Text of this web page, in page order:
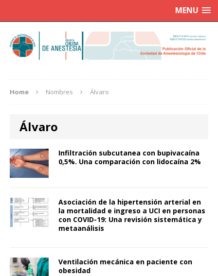
MENU
Home Nombres Álvaro
Álvaro
Infiltración subcutanea con bupivacaína
0,5%. Una comparación con lidocaína 2%
Asociación de la hipertensión arterial en
la mortalidad e ingreso a UCI en personas
con COVID-19: Una revisión sistemática y
metaanálisis
Ventilación mecánica en paciente con
obesidad